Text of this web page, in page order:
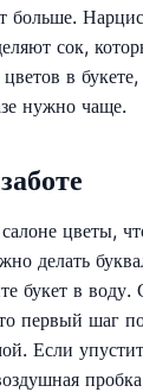
больше.
сок,
в
нужно чаще.
цветы,
делать
букет в воду.
первый шаг
Если